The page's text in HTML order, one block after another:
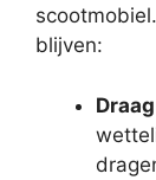
blijven: